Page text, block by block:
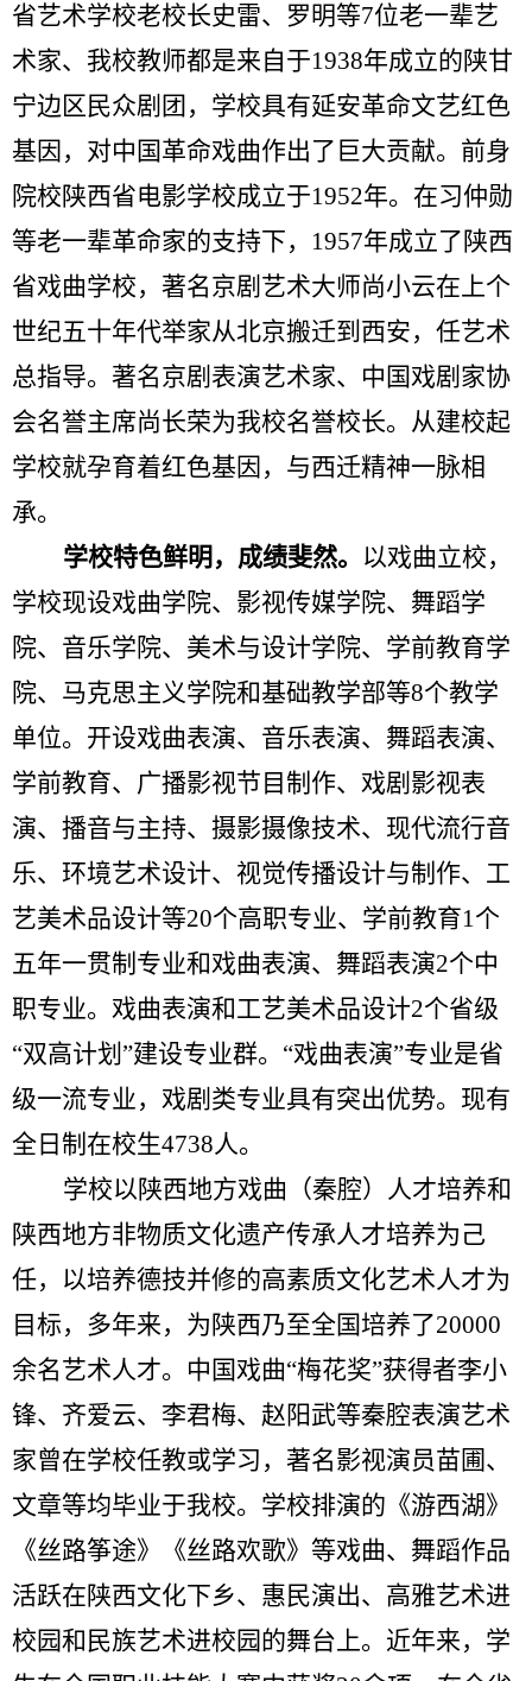
省艺术学校老校长史雷、罗明等7位老一辈艺
术家、我校教师都是来自于1938年成立的陕甘
宁边区民众剧团，学校具有延安革命文艺红色
基因，对中国革命戏曲作出了巨大贡献。前身
院校陕西省电影学校成立于1952年。在习仲勋
等老一辈革命家的支持下，1957年成立了陕西
省戏曲学校，著名京剧艺术大师尚小云在上个
世纪五十年代举家从北京搬迁到西安，任艺术
总指导。著名京剧表演艺术家、中国戏剧家协
会名誉主席尚长荣为我校名誉校长。从建校起
学校就孕育着红色基因，与西迁精神一脉相
承。
学校特色鲜明，成绩斐然。 以戏曲立校，
学校现设戏曲学院、影视传媒学院、舞蹈学
院、音乐学院、美术与设计学院、学前教育学
院、马克思主义学院和基础教学部等8个教学
单位。开设戏曲表演、音乐表演、舞蹈表演、
学前教育、广播影视节目制作、戏剧影视表
演、播音与主持、摄影摄像技术、现代流行音
乐、环境艺术设计、视觉传播设计与制作、工
艺美术品设计等20个高职专业、学前教育1个
五年一贯制专业和戏曲表演、舞蹈表演2个中
职专业。戏曲表演和工艺美术品设计2个省级
“双高计划”建设专业群。“戏曲表演”专业是省
级一流专业，戏剧类专业具有突出优势。现有
全日制在校生4738人。
学校以陕西地方戏曲（秦腔）人才培养和
陕西地方非物质文化遗产传承人才培养为己
任，以培养德技并修的高素质文化艺术人才为
目标，多年来，为陕西乃至全国培养了20000
余名艺术人才。中国戏曲“梅花奖”获得者李小
锋、齐爱云、李君梅、赵阳武等秦腔表演艺术
家曾在学校任教或学习，著名影视演员苗圃、
文章等均毕业于我校。学校排演的《游西湖》
《丝路筝途》《丝路欢歌》等戏曲、舞蹈作品
活跃在陕西文化下乡、惠民演出、高雅艺术进
校园和民族艺术进校园的舞台上。近年来，学